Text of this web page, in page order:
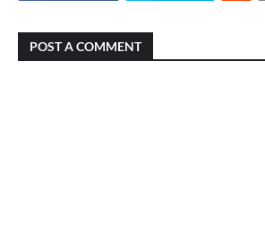
POST A COMMENT